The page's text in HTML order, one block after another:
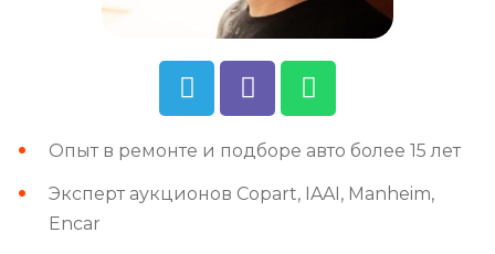
Опыт в ремонте и подборе авто более 15 лет
Эксперт аукционов Copart, IAAI, Manheim,
Encar